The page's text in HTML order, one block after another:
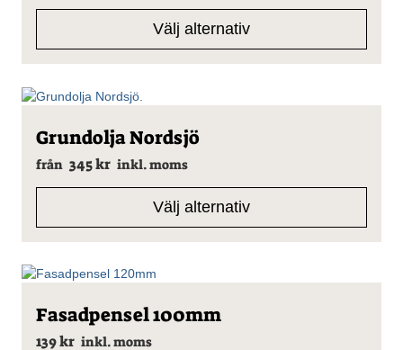
Välj alternativ
alternativen
väljas
på
produktsidan
Grundolja Nordsjö
från 345kr inkl. moms
Välj alternativ
Den
här
produkten
alternativen
väljas
på
produktsidan
Fasadpensel 100mm
139kr inkl. moms